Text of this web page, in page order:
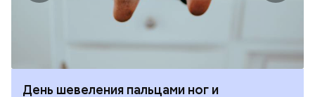
День шевеления пальцами ног и